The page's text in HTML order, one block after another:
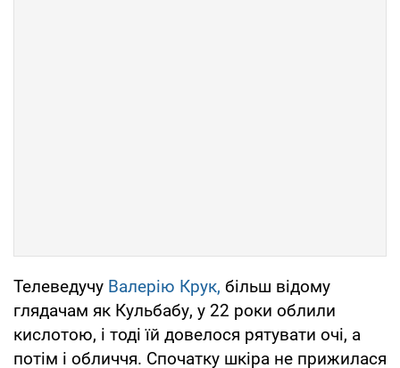
Телеведучу Валерію Крук, більш відому
глядачам як Кульбабу, у 22 роки облили
кислотою, і тоді їй довелося рятувати очі, а
потім і обличчя. Спочатку шкіра не прижилася